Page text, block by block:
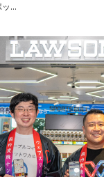
あたらしい経済ポッドキャスト